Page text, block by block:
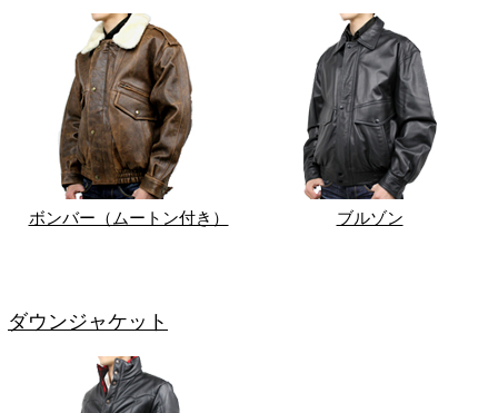
ボンバー（ムートン付き） ブルゾン
ダウンジャケット